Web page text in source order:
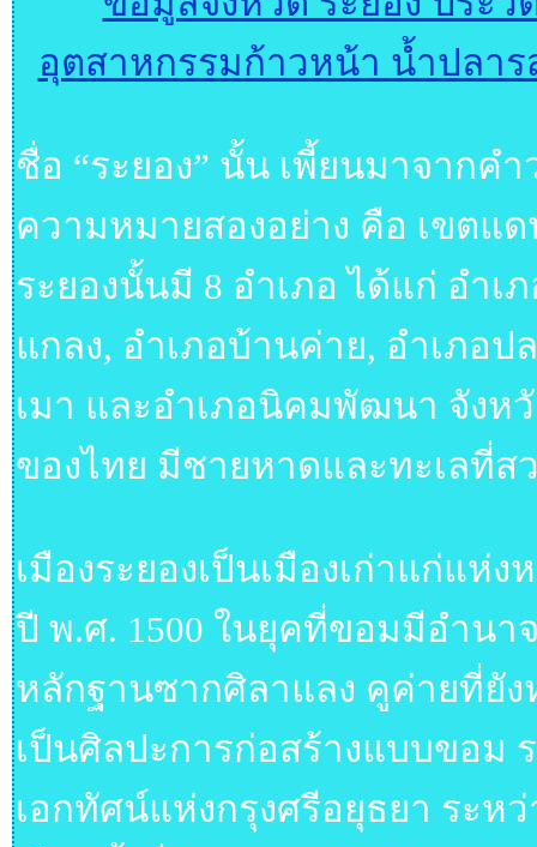
อุตสาหกรรมก้าวหน้า น้ำปลาร
ชื่อ “ระยอง” นั้น เพี้ยนมาจากค
ความหมายสองอย่าง คือ เขตแ
ระยองนั้นมี 8 อำเภอ ได้แก่ อำเ
แกลง, อำเภอบ้านค่าย, อำเภอป
เมา และอำเภอนิคมพัฒนา จังห
ของไทย มีชายหาดและทะเลที่ส
เมืองระยองเป็นเมืองเก่าแก่แ
ปี พ.ศ. 1500 ในยุคที่ขอมมีอำน
หลักฐานซากศิลาแลง คูค่ายที่ยัง
เป็นศิลปะการก่อสร้างแบบขอม
เอกทัศน์แห่งกรุงศรีอยุธยา ระห